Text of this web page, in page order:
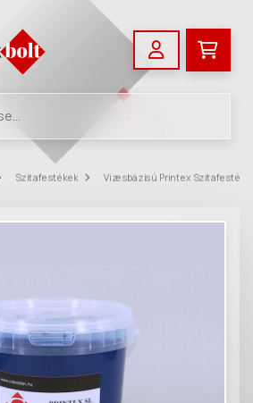
Szitafestékek Vizesbázisú Printex